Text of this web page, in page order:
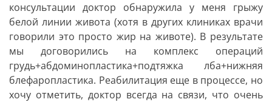
консультации доктор обнаружила у меня грыжу
белой линии живота (хотя в других клиниках врачи
говорили это просто жир на животе). В результате
мы договорились на комплекс операций
грудь+абдоминопластика+подтяжка лба+нижняя
блефаропластика. Реабилитация еще в процессе, но
хочу отметить, доктор всегда на связи, что очень